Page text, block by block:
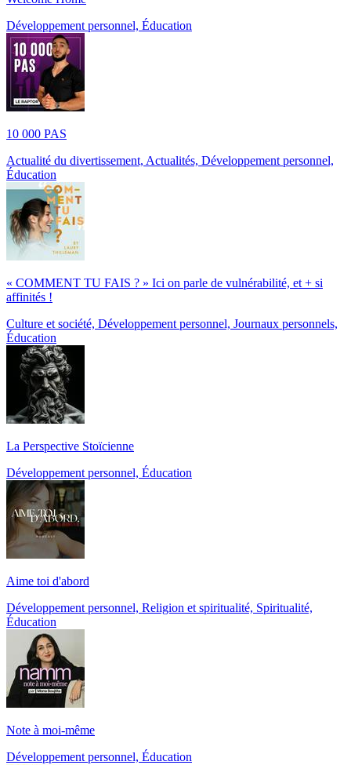
Développement personnel, Éducation
10 000 PAS
Actualité du divertissement, Actualités, Développement personnel,
Éducation
« COMMENT TU FAIS ? » Ici on parle de vulnérabilité, et + si
affinités !
Culture et société, Développement personnel, Journaux personnels,
Éducation
La Perspective Stoïcienne
Développement personnel, Éducation
Aime toi d'abord
Développement personnel, Religion et spiritualité, Spiritualité,
Éducation
Note à moi-même
Développement personnel, Éducation